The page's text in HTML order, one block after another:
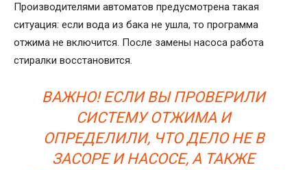
Производителями автоматов предусмотрена такая
ситуация: если вода из бака не ушла, то программа
отжима не включится. После замены насоса работа
стиралки восстановится.
ВАЖНО! ЕСЛИ ВЫ ПРОВЕРИЛИ
СИСТЕМУ ОТЖИМА И
ОПРЕДЕЛИЛИ, ЧТО ДЕЛО НЕ В
ЗАСОРЕ И НАСОСЕ, А ТАКЖЕ